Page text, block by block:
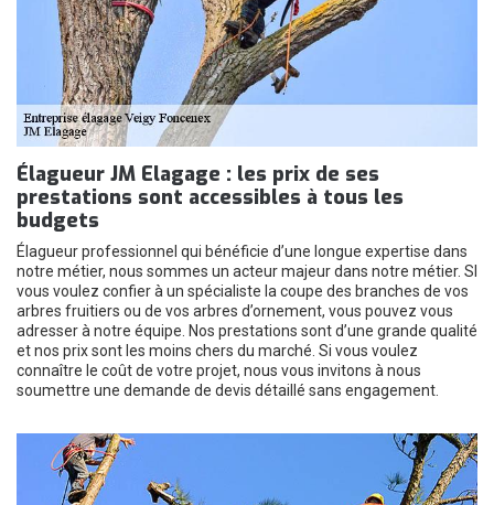
Élagueur JM Elagage : les prix de ses
prestations sont accessibles à tous les
budgets
Élagueur professionnel qui bénéficie d’une longue expertise dans
notre métier, nous sommes un acteur majeur dans notre métier. SI
vous voulez confier à un spécialiste la coupe des branches de vos
arbres fruitiers ou de vos arbres d’ornement, vous pouvez vous
adresser à notre équipe. Nos prestations sont d’une grande qualité
et nos prix sont les moins chers du marché. Si vous voulez
connaître le coût de votre projet, nous vous invitons à nous
soumettre une demande de devis détaillé sans engagement.